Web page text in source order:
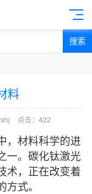
搜索
料
点击： 422
，材料科学的进
一。碳化钛激光
术，正在改变着
式。